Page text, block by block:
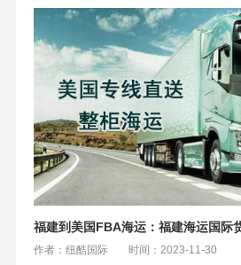
福建到美国FBA海运：福建海运国际
作者：纽酷国际 时间：2023-11-30